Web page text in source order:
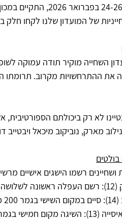
בין התאריכים 24-26
של המועדון שלנו לקחו
השחייה מוקיר תודה עמוקה
את ההתרחשויות מקרוב. תרומתו
לא רק ביכולתם
מארק, נוביקוב מיכאל ויבטייב
בולטים
ושחיינים רשמו הישגים אישיים
התחרה.
הישג זה גם בגמר 200 מטר פרפר.